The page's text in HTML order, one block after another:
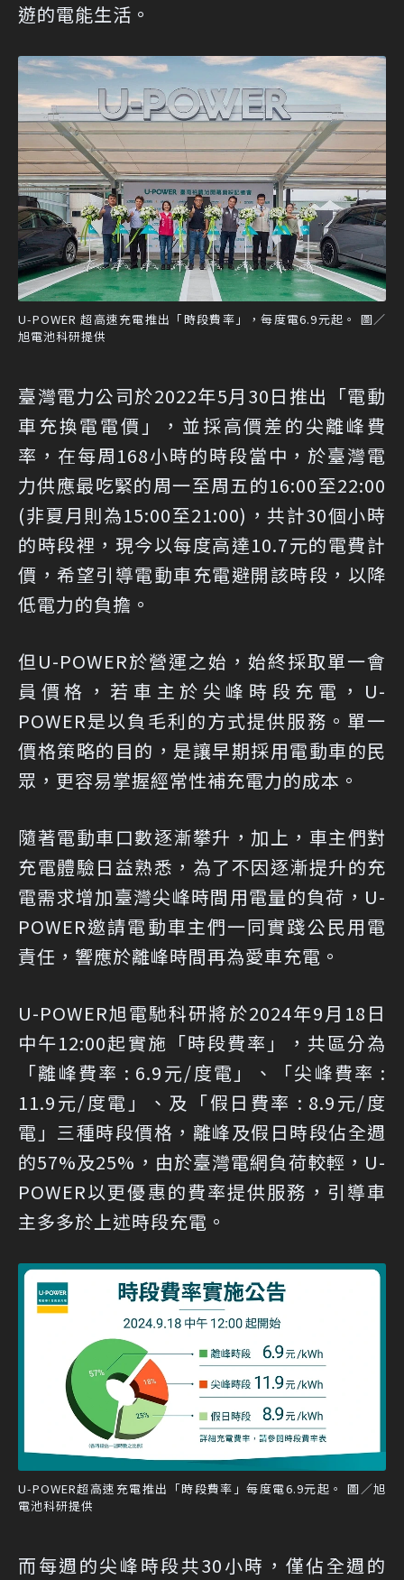
遊的電能生活。
U-POWER 超高速充電推出「時段費率」，每度電6.9元起。 圖／
旭電池科研提供
臺灣電力公司於2022年5月30日推出「電動
車充換電電價」，並採高價差的尖離峰費
率，在每周168小時的時段當中，於臺灣電
力供應最吃緊的周一至周五的16:00至22:00
(非夏月則為15:00至21:00)，共計30個小時
的時段裡，現今以每度高達10.7元的電費計
價，希望引導電動車充電避開該時段，以降
低電力的負擔。
但U-POWER於營運之始，始終採取單一會
員價格，若車主於尖峰時段充電，U-
POWER是以負毛利的方式提供服務。單一
價格策略的目的，是讓早期採用電動車的民
眾，更容易掌握經常性補充電力的成本。
隨著電動車口數逐漸攀升，加上，車主們對
充電體驗日益熟悉，為了不因逐漸提升的充
電需求增加臺灣尖峰時間用電量的負荷，U-
POWER邀請電動車主們一同實踐公民用電
責任，響應於離峰時間再為愛車充電。
U-POWER旭電馳科研將於2024年9月18日
中午12:00起實施「時段費率」，共區分為
「離峰費率 : 6.9元/度電」、「尖峰費率 :
11.9元/度電」、及「假日費率 : 8.9元/度
電」三種時段價格，離峰及假日時段佔全週
的57%及25%，由於臺灣電網負荷較輕，U-
POWER以更優惠的費率提供服務，引導車
主多多於上述時段充電。
U-POWER超高速充電推出「時段費率」每度電6.9元起。 圖／旭
電池科研提供
而每週的尖峰時段共30小時，僅佔全週的